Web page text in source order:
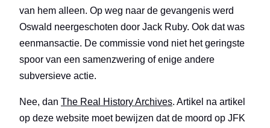
van hem alleen. Op weg naar de gevangenis werd
Oswald neergeschoten door Jack Ruby. Ook dat was
eenmansactie. De commissie vond niet het geringste
spoor van een samenzwering of enige andere
subversieve actie.
Nee, dan The Real History Archives. Artikel na artikel
op deze website moet bewijzen dat de moord op JFK